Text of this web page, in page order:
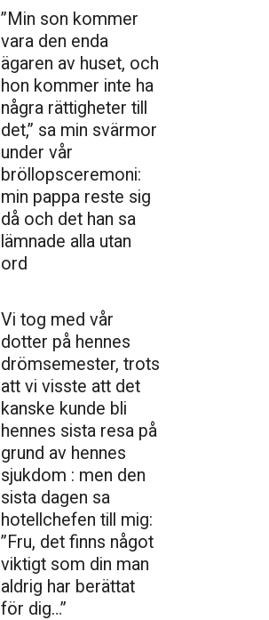
”Min son kommer
vara den enda
ägaren av huset, och
hon kommer inte ha
några rättigheter till
det,” sa min svärmor
under vår
bröllopsceremoni:
min pappa reste sig
då och det han sa
lämnade alla utan
ord
Vi tog med vår
dotter på hennes
drömsemester, trots
att vi visste att det
kanske kunde bli
hennes sista resa på
grund av hennes
sjukdom : men den
sista dagen sa
hotellchefen till mig:
”Fru, det finns något
viktigt som din man
aldrig har berättat
för dig…”